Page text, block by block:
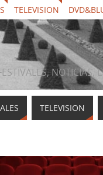
TELEVISION
TELEVISION